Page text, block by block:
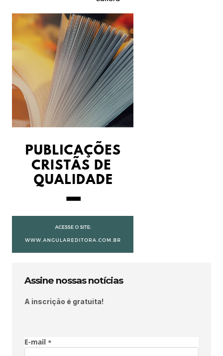
Assine nossas notícias
A inscrição é gratuita!